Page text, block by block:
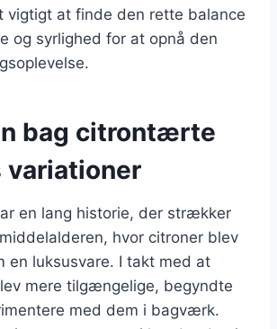
vigtigt at finde den rette balance
og syrlighed for at opnå den
bag citrontærte
variationer
en lang historie, der strækker
hvor citroner blev
en luksusvare. I takt med at
mere tilgængelige, begyndte
med dem i bagværk.